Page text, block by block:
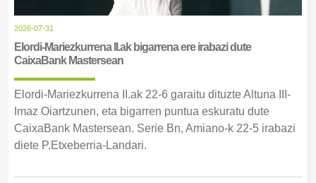
2026-07-31
Elordi-Mariezkurrena II.ak bigarrena ere irabazi dute
CaixaBank Mastersean
Elordi-Mariezkurrena II.ak 22-6 garaitu dituzte Altuna III-
Imaz Oiartzunen, eta bigarren puntua eskuratu dute
CaixaBank Mastersean. Serie Bn, Amiano-k 22-5 irabazi
diete P.Etxeberria-Landari.